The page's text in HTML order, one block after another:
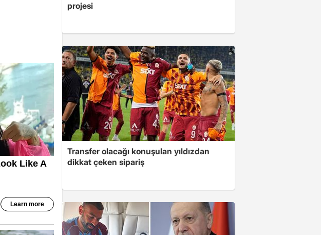
projesi
Transfer olacağı konuşulan yıldızdan
dikkat çeken sipariş